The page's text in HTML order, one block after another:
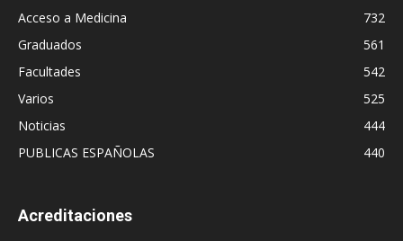
Acceso a Medicina
732
Graduados
561
Facultades
542
Varios
525
Noticias
444
PUBLICAS ESPAÑOLAS
440
Acreditaciones